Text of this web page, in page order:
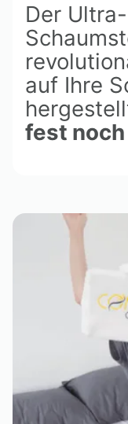
Der
auf Ihre
fest